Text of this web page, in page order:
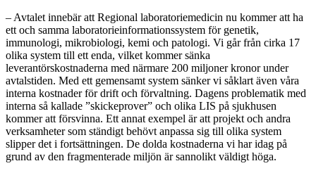
– Avtalet innebär att Regional laboratoriemedicin nu kommer att ha
ett och samma laboratorieinformationssystem för genetik,
immunologi, mikrobiologi, kemi och patologi. Vi går från cirka 17
olika system till ett enda, vilket kommer sänka
leverantörskostnaderna med närmare 200 miljoner kronor under
avtalstiden. Med ett gemensamt system sänker vi såklart även våra
interna kostnader för drift och förvaltning. Dagens problematik med
interna så kallade ”skickeprover” och olika LIS på sjukhusen
kommer att försvinna. Ett annat exempel är att projekt och andra
verksamheter som ständigt behövt anpassa sig till olika system
slipper det i fortsättningen. De dolda kostnaderna vi har idag på
grund av den fragmenterade miljön är sannolikt väldigt höga.